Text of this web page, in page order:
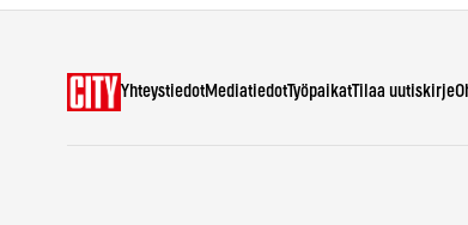
YhteystiedotMediatiedotTyöpaikatTilaa uutiskirje